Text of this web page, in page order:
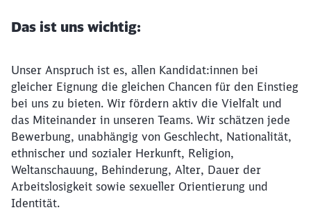
Das ist uns wichtig:
Unser Anspruch ist es, allen Kandidat:innen bei
gleicher Eignung die gleichen Chancen für den Einstieg
bei uns zu bieten. Wir fördern aktiv die Vielfalt und
das Miteinander in unseren Teams. Wir schätzen jede
Bewerbung, unabhängig von Geschlecht, Nationalität,
ethnischer und sozialer Herkunft, Religion,
Weltanschauung, Behinderung, Alter, Dauer der
Arbeitslosigkeit sowie sexueller Orientierung und
Identität.